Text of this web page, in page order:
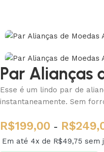
Par Alianças
Esse é um lindo par de
instantaneamente. Sem
R$199,00 - R$
Em até 4x de R$49,75 sem